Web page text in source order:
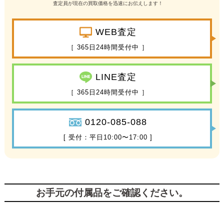
査定員が現在の買取価格を迅速にお伝えします！
WEB査定
［ 365日24時間受付中 ］
LINE査定
［ 365日24時間受付中 ］
0120-085-088
[ 受付：平日10:00〜17:00 ]
お手元の付属品をご確認ください。